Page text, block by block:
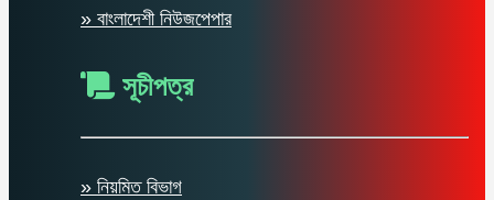
» বাংলাদেশী নিউজপেপার
সূচীপত্র
» নিয়মিত বিভাগ